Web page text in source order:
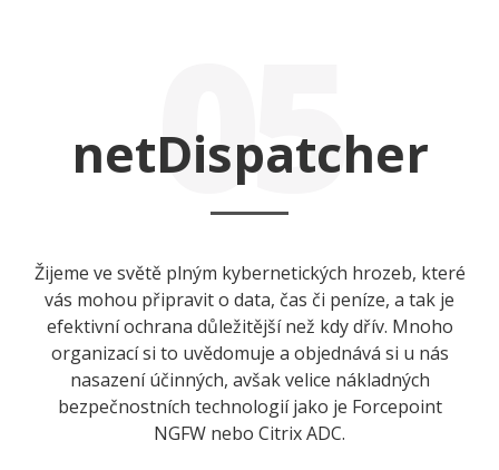
netDispatcher
05
Žijeme ve světě plným kybernetických hrozeb, které
vás mohou připravit o data, čas či peníze, a tak je
efektivní ochrana důležitější než kdy dřív. Mnoho
organizací si to uvědomuje a objednává si u nás
nasazení účinných, avšak velice nákladných
bezpečnostních technologií jako je Forcepoint
NGFW nebo Citrix ADC.